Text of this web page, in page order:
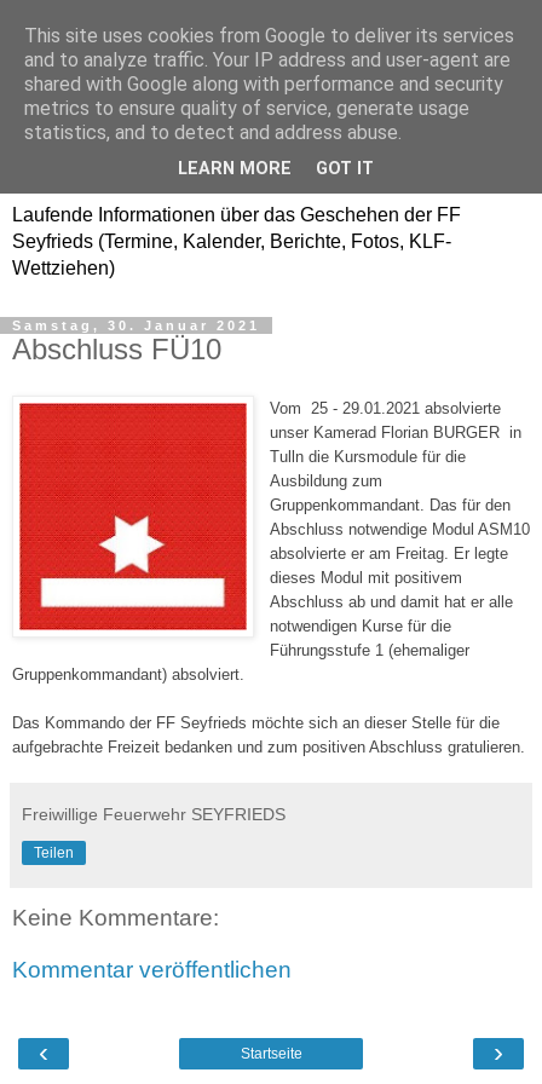
Freiwillige Feuerwehr
SEYFRIEDS
www.ffseyfrieds.at
Laufende Informationen über das Geschehen der FF
Seyfrieds (Termine, Kalender, Berichte, Fotos, KLF-
Wettziehen)
Samstag, 30. Januar 2021
Abschluss FÜ10
Vom 25 - 29.01.2021 absolvierte
unser Kamerad Florian BURGER in
Tulln die Kursmodule für die
Ausbildung zum
Gruppenkommandant. Das für den
Abschluss notwendige Modul ASM10
absolvierte er am Freitag. Er legte
dieses Modul mit positivem
Abschluss ab und damit hat er alle
notwendigen Kurse für die
Führungsstufe 1 (ehemaliger
Gruppenkommandant) absolviert.
Das Kommando der FF Seyfrieds möchte sich an dieser Stelle für die
aufgebrachte Freizeit bedanken und zum positiven Abschluss gratulieren.
Freiwillige Feuerwehr SEYFRIEDS
Teilen
Keine Kommentare:
Kommentar veröffentlichen
‹ ›
Startseite
This site uses cookies from Google to deliver its services
and to analyze traffic. Your IP address and user-agent are
shared with Google along with performance and security
metrics to ensure quality of service, generate usage
statistics, and to detect and address abuse.
LEARN MORE GOT IT